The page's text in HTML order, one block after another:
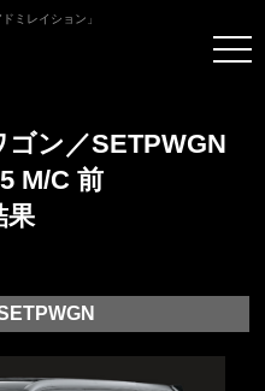
ミレイション」
ゴン／SETPWGN
M/C 前
果